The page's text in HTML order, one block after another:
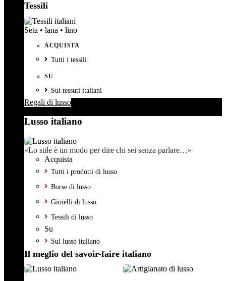
Tessili
Seta • lana • lino
ACQUISTA
Tutti i tessili
SU
Sui tessuti italiani
Regali di lusso
Lusso italiano
«Lo stile è un modo per dire chi sei senza parlare…»
Acquista
Tutti i prodotti di lusso
Borse di lusso
Gioielli di lusso
Tessili di lusso
Su
Sul lusso italiano
Il meglio del savoir-faire italiano